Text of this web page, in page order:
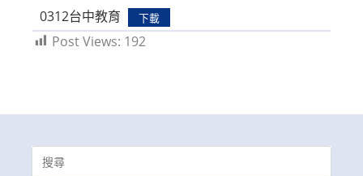
0312台中教育
下載
Post Views: 192
Search
for: